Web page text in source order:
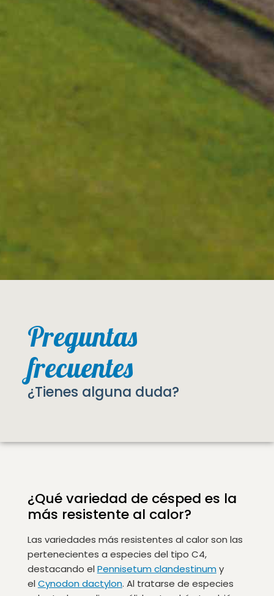
Preguntas
frecuentes
¿Tienes alguna duda?
¿Qué variedad de césped es la
más resistente al calor?
Las variedades más resistentes al calor son las
pertenecientes a especies del tipo C4,
destacando el Pennisetum clandestinum y
el Cynodon dactylon. Al tratarse de especies